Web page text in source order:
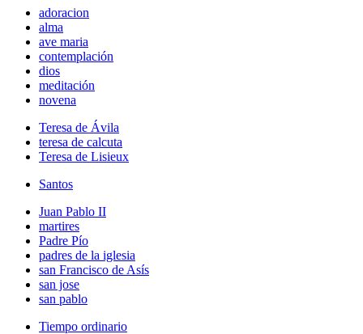
adoracion
alma
ave maria
contemplación
dios
meditación
novena
Teresa de Ávila
teresa de calcuta
Teresa de Lisieux
Santos
Juan Pablo II
martires
Padre Pío
padres de la iglesia
san Francisco de Asís
san jose
san pablo
Tiempo ordinario